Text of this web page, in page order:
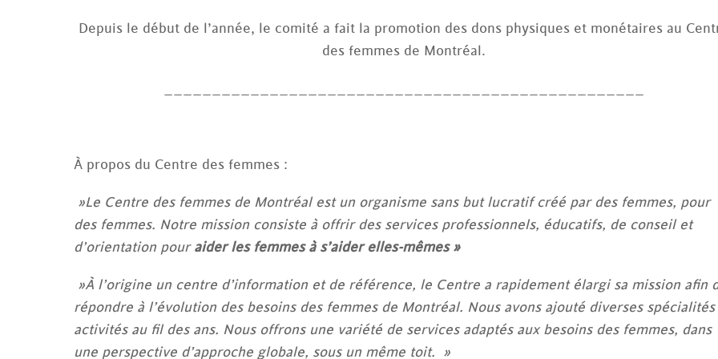
Depuis le début de l’année, le comité a fait la promotion des dons physiques et monétaires au
des femmes de Montréal.
À propos du Centre des femmes :
»Le Centre des femmes de Montréal est un organisme sans but lucratif créé par des femmes, pour
des femmes. Notre mission consiste à offrir des services professionnels, éducatifs, de conseil et
d’orientation pouraider les femmes à s’aider elles-mêmes »
»À l’origine un centre d’information et de référence, le Centre a rapidement élargi sa mission afin
répondre à l’évolution des besoins des femmes de Montréal. Nous avons ajouté diverses
activités au fil des ans. Nous offrons une variété de services adaptés aux besoins des femmes, dans
une perspective d’approche globale, sous un même toit. »